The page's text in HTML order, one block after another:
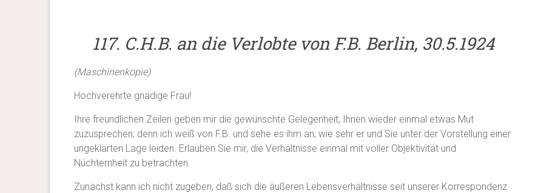
117. C.H.B. an die Verlobte von F.B. Berlin, 30.5.1924
(Maschinenkopie)
Hochverehrte gnädige Frau!
Ihre freundlichen Zeilen geben mir die gewünschte Gelegenheit, Ihnen wieder einmal etwas Mut
zuzusprechen; denn ich weiß von F.B. und sehe es ihm an, wie sehr er und Sie unter der Vorstellung einer
ungeklärten Lage leiden. Erlauben Sie mir, die Verhältnisse einmal mit voller Objektivität und
Nüchternheit zu betrachten.
Zunächst kann ich nicht zugeben, daß sich die äußeren Lebensverhältnisse seit unserer Korrespondenz